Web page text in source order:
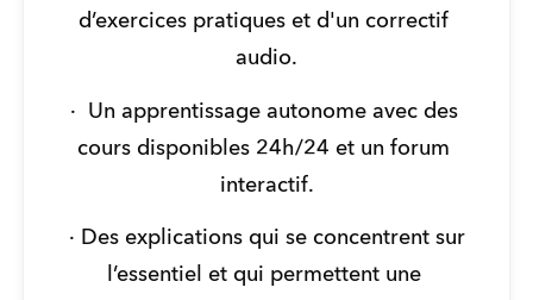
d’exercices pratiques et d'un correctif
audio.
·  Un apprentissage autonome avec des
cours disponibles 24h/24 et un forum
interactif.
l’essentiel et qui permettent une